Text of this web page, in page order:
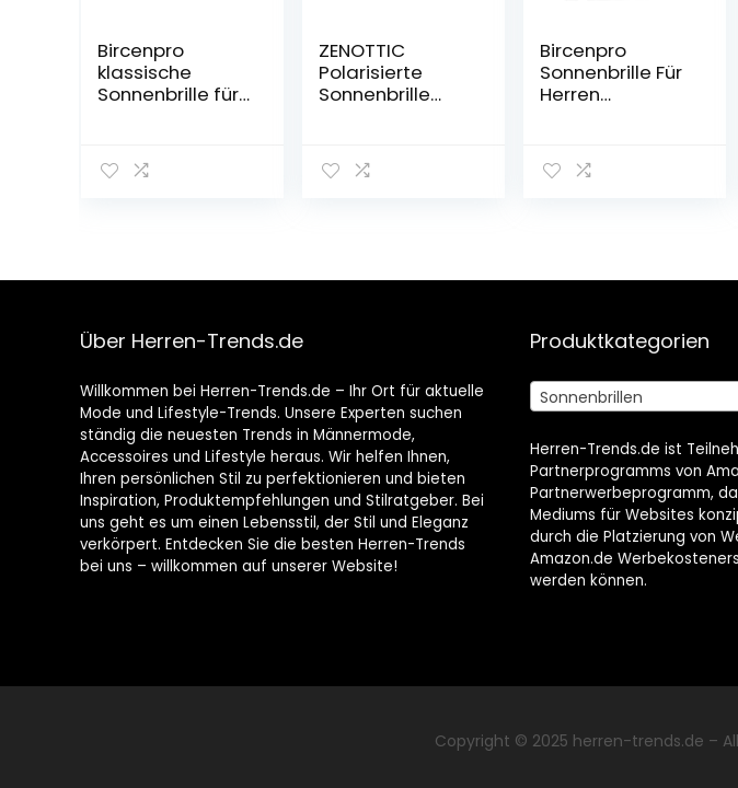
Bircenpro
klassische
Sonnenbrille für
Schutz Modische
Sonnenbrille
ZENOTTIC
Polarisierte
Sonnenbrille
Bügel
Quadratische
Bircenpro
Sonnenbrille Für
Herren
Kohlefaser
Temple
Über Herren-Trends.de
Willkommen bei Herren-Trends.de – Ihr Ort für aktuelle
Mode und Lifestyle-Trends. Unsere Experten suchen
ständig die neuesten Trends in Männermode,
Accessoires und Lifestyle heraus. Wir helfen Ihnen,
Ihren persönlichen Stil zu perfektionieren und bieten
Inspiration, Produktempfehlungen und Stilratgeber. Bei
uns geht es um einen Lebensstil, der Stil und Eleganz
verkörpert. Entdecken Sie die besten Herren-Trends
bei uns – willkommen auf unserer Website!
Produktkategorien
Sonnenbrillen
Herren-Trends.de ist
Partnerprogramms von
Partnerwerbeprogramm,
Mediums für Websites
durch die Platzierung von
Amazon.de
werden können.
Copyright © 2025 herren-trends.de –